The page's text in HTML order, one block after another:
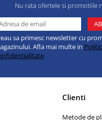
Nu rata ofertele si promotiile
sa primesc newsletter cu
Afla mai multe in
Clienti
Metode de